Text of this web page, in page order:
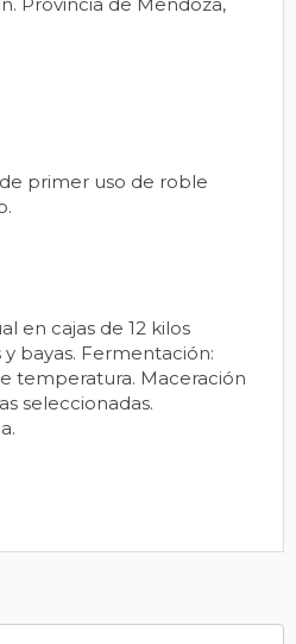
primer uso de roble
en cajas de 12 kilos
bayas. Fermentación:
temperatura. Maceración
seleccionadas.